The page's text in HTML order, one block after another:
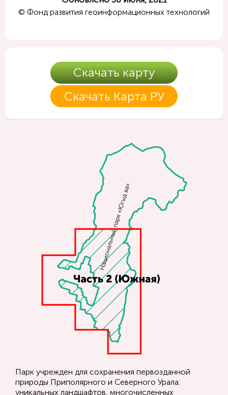
© Фонд развития геоинформационных технологий
Скачать карту
Скачать Карта РУ
Парк учрежден для сохранения первозданной
природы Приполярного и Северного Урала:
уникальных ландшафтов, многочисленных